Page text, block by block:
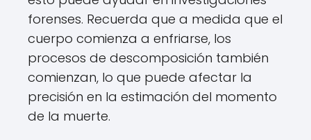
forenses. Recuerda que a medida que el
cuerpo comienza a enfriarse, los
procesos de descomposición también
comienzan, lo que puede afectar la
precisión en la estimación del momento
de la muerte.